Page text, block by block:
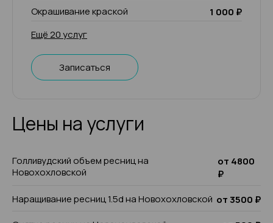
Окрашивание краской
1 000 ₽
Ещё 20 услуг
Записаться
Цены на услуги
Голливудский объем ресниц на
Новохохловской
от 4800
₽
Наращивание ресниц 1.5d на Новохохловской от 3500 ₽